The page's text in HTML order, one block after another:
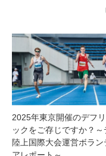
2025年東京開催のデフ
ックをご存じですか？～
陸上国際大会運営ボラン